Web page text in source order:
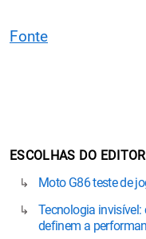
Fonte
ESCOLHAS DO EDITOR
Moto G86 teste de
Tecnologia invisível:
definem a